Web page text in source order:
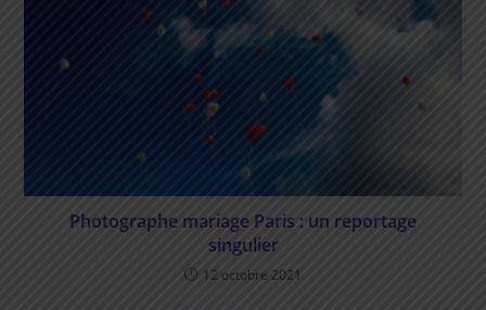
Photographe mariage Paris : un reportage
singulier
12 octobre 2021